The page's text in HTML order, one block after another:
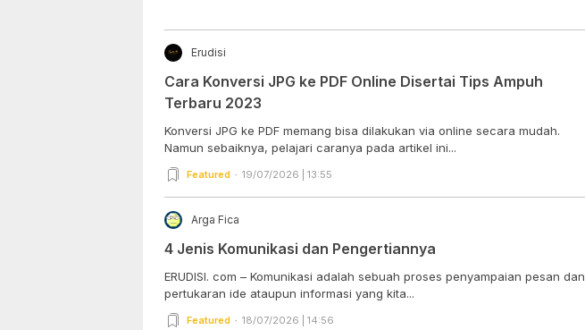
Erudisi
Cara Konversi JPG ke PDF Online Disertai Tips Ampuh
Terbaru 2023
Konversi JPG ke PDF memang bisa dilakukan via online secara mudah.
Namun sebaiknya, pelajari caranya pada artikel ini...
Featured 19/07/2026 | 13:55
Arga Fica
4 Jenis Komunikasi dan Pengertiannya
ERUDISI. com – Komunikasi adalah sebuah proses penyampaian pesan dan
pertukaran ide ataupun informasi yang kita...
Featured 18/07/2026 | 14:56